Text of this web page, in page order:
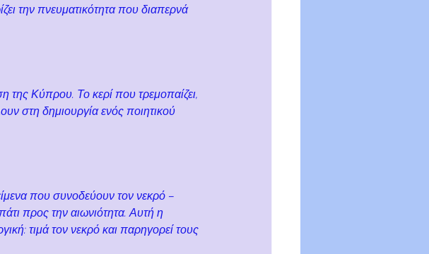
την πνευματικότητα που διαπερνά
της Κύπρου. Το κερί που τρεμοπαίζει,
στη δημιουργία ενός ποιητικού
που συνοδεύουν τον νεκρό –
προς την αιωνιότητα. Αυτή η
τιμά τον νεκρό και παρηγορεί τους